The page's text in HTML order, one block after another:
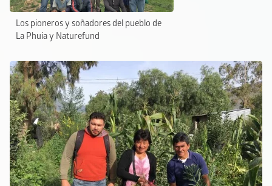
Los pioneros y soñadores del pueblo de
La Phuia y Naturefund